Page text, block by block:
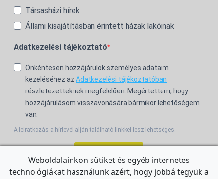
Társasházi hírek
Állami kisajátításban érintett házak lakóinak
Adatkezelési tájékoztató
Önkéntesen hozzájárulok személyes adataim
kezeléséhez az Adatkezelési tájékoztatóban
részletezetteknek megfelelően. Megértettem, hogy
hozzájárulásom visszavonására bármikor lehetőségem
van.
A leiratkozás a hírlevél alján található linkkel lesz lehetséges.
Weboldalainkon sütiket és egyéb internetes
technológiákat használunk azért, hogy jobbá tegyük a